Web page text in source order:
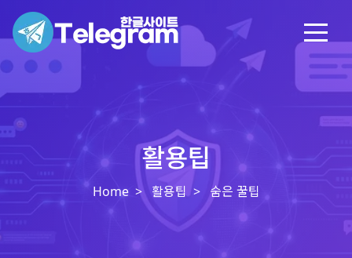
활용팁
Home 활용팁 숨은 꿀팁